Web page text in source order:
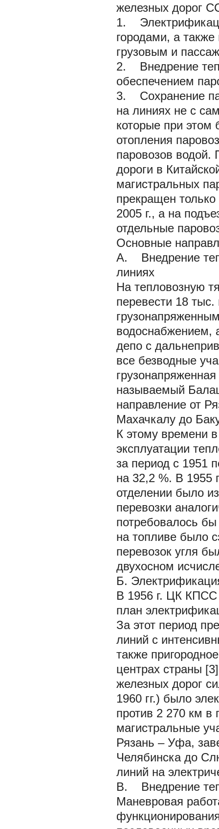
железных дорог
1.
городами, а
грузовым и
2. Внедрение
обеспечением
3. Сохранение
на линиях не с
которые при этом
отопления
паровозов водой.
дороги в
магистральных
прекращен только
2005 г., а на
отдельные
Основные
А. Внедрение
линиях
На тепловозную
перевести 18
водоснабжением,
депо с
все безводные
называемый
направление от
Махачкалу до
К этому времени
эксплуатации
за период с 1951
на 32,2 %. В 1955
отделении было
перевозки
потребовалось бы
на топливе было
перевозок угля
двухосном
Б.
В 1956 г. ЦК КПСС
план
За этот период
линий с
также
центрах страны
железных дорог
1960 гг.) было
против 2 270 км в
магистральные
Рязань – Уфа,
Челябинска до
линий на
В. Внедрение
Маневровая